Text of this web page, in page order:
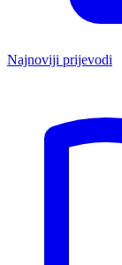
Najnoviji prijevodi